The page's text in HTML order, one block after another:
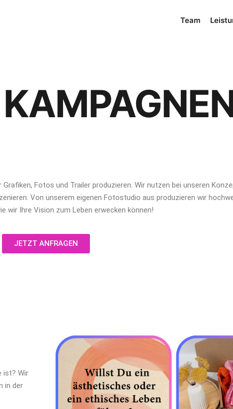
Team
Fotos und Trailer produzieren. Wir nutzen bei unseren
Von unserem eigenen Fotostudio aus produzieren wir
wir Ihre Vision zum Leben erwecken können!
JETZT ANFRAGEN
ist? Wir
in der